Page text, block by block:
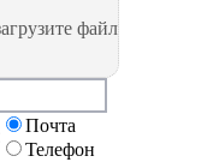
файл
Почта
Телефон